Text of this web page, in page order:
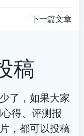
下一篇文章
稿
了，如果大家
得、评测报
，都可以投稿